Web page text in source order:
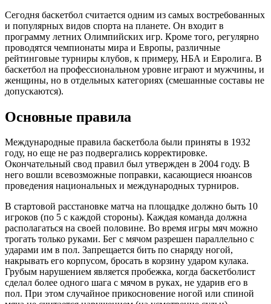
Сегодня баскетбол считается одним из самых востребованных
и популярных видов спорта на планете. Он входит в
программу летних Олимпийских игр. Кроме того, регулярно
проводятся чемпионаты мира и Европы, различные
рейтинговые турниры клубов, к примеру, НБА и Евролига. В
баскетбол на профессиональном уровне играют и мужчины, и
женщины, но в отдельных категориях (смешанные составы не
допускаются).
Основные правила
Международные правила баскетбола были приняты в 1932
году, но еще не раз подвергались корректировке.
Окончательный свод правил был утвержден в 2004 году. В
него вошли всевозможные поправки, касающиеся нюансов
проведения национальных и международных турниров.
В стартовой расстановке матча на площадке должно быть 10
игроков (по 5 с каждой стороны). Каждая команда должна
располагаться на своей половине. Во время игры мяч можно
трогать только руками. Бег с мячом разрешен параллельно с
ударами им в пол. Запрещается бить по снаряду ногой,
накрывать его корпусом, бросать в корзину ударом кулака.
Грубым нарушением является пробежка, когда баскетболист
сделал более одного шага с мячом в руках, не ударив его в
пол. При этом случайное прикосновение ногой или спиной